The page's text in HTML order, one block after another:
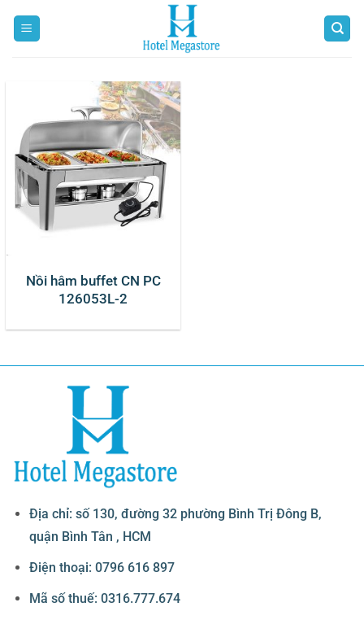
Nồi hâm buffet CN PC
126053L-2
Địa chỉ: số 130, đường 32 phường Bình Trị Đông B,
quận Bình Tân , HCM
Điện thoại: 0796 616 897
Mã số thuế: 0316.777.674